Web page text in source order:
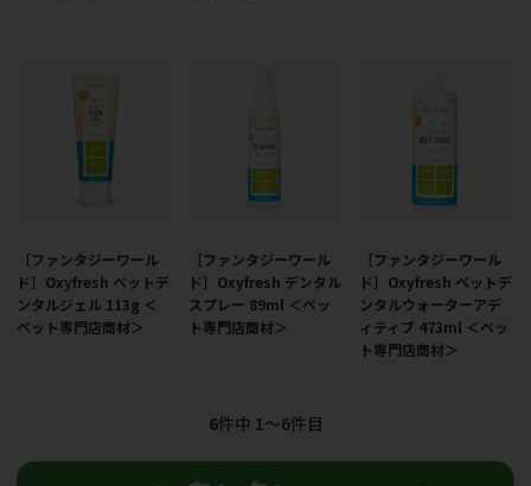
［ファンタジーワール
ド］Oxyfresh ペットデ
ンタルジェル 113g ＜
ペット専門店商材＞
［ファンタジーワール
ド］Oxyfresh デンタル
スプレー 89ml ＜ペッ
ト専門店商材＞
［ファンタジーワール
ド］Oxyfresh ペットデ
ンタルウォーターアデ
ィティブ 473ml ＜ペッ
ト専門店商材＞
6件中 1〜6件目